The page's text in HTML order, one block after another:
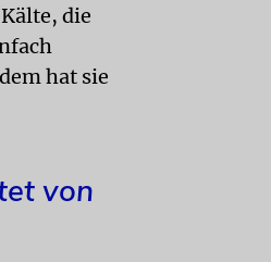
die
hat sie
von